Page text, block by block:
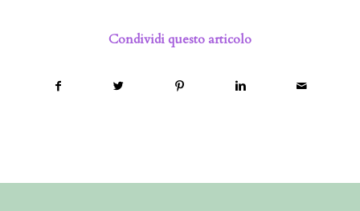
Condividi questo articolo